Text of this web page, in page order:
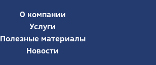
О компании
Услуги
Полезные материалы
Новости